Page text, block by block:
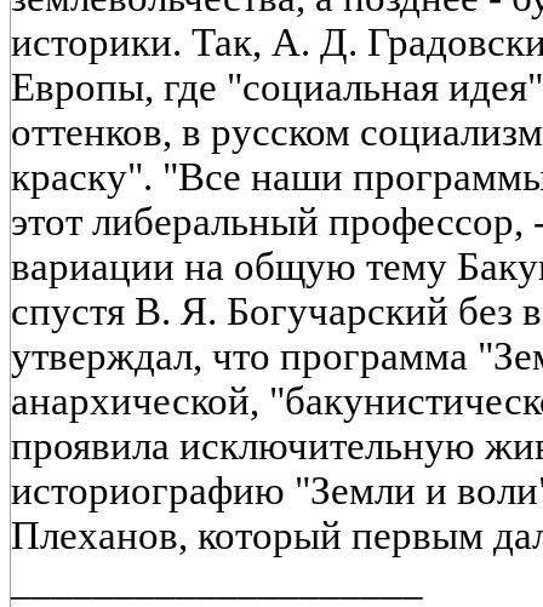
историки. Так, А. Д.
Европы, где "социальная
оттенков, в русском
краску". "Все наши
этот либеральный профессор,
вариации на общую тему
спустя В. Я. Богучарский без
утверждал, что программа
анархической,
проявила исключительную
историографию "Земли и
Плеханов, который первым